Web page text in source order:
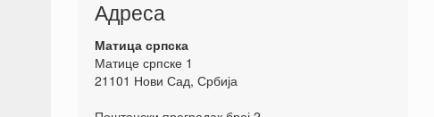
Адреса
Матица српска
Матице српске 1
21101 Нови Сад, Србија